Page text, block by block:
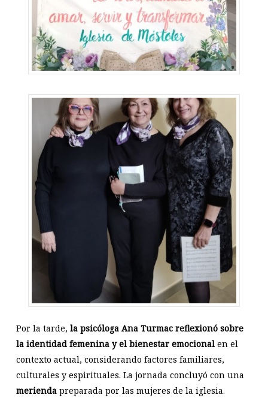
Por la tarde, la psicóloga Ana Turmac reflexionó sobre
la identidad femenina y el bienestar emocionalen el
contexto actual, considerando factores familiares,
culturales y espirituales. La jornada concluyó con una
meriendapreparada por las mujeres de la iglesia.